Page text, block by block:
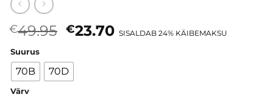
€49.95 Algne
oli:
€49.95.
€23.70Current
SISALDAB 24% KÄIBEMAKSU
Suurus
70B 70D
Värv